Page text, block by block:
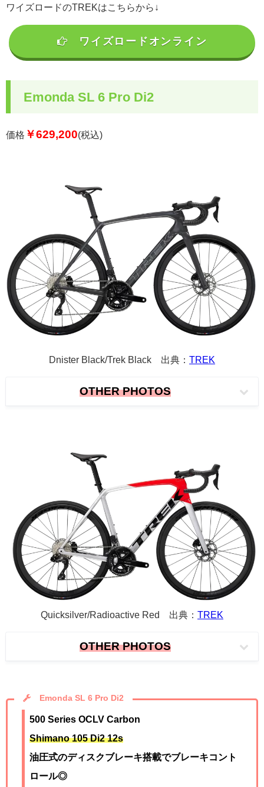
ワイズロードのTREKはこちらから↓
ワイズロードオンライン
Emonda SL 6 Pro Di2
価格 ￥629,200(税込)
Dnister Black/Trek Black 出典： TREK
OTHER PHOTOS
Quicksilver/Radioactive Red 出典： TREK
OTHER PHOTOS
Emonda SL 6 Pro Di2
500 Series OCLV Carbon
Shimano 105 Di2 12s
油圧式のディスクブレーキ搭載でブレーキコント
ロール◎